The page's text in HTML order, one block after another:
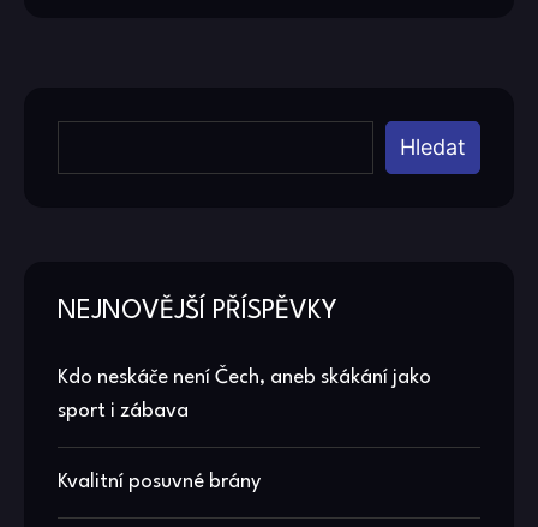
Hledat
NEJNOVĚJŠÍ PŘÍSPĚVKY
Kdo neskáče není Čech, aneb skákání jako
sport i zábava
Kvalitní posuvné brány